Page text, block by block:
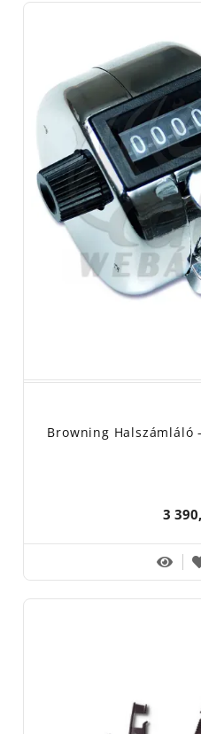
törések megtalálásához
Browning mélységmérő csiptetős
finomszerelékes horgászat
hal. Könnyű belebonyolódni,
partra segíteni az adott napon.
kiváló minőségű halszámláló
jegyében készült, mechanikus
házban. Hosszú élettartama van
felhasználása miatt. Hű társunk
A webáruház kínálatában nagy
különböző match botos
Reméljük sikerült megtalálni a
Browning Halszámláló
3